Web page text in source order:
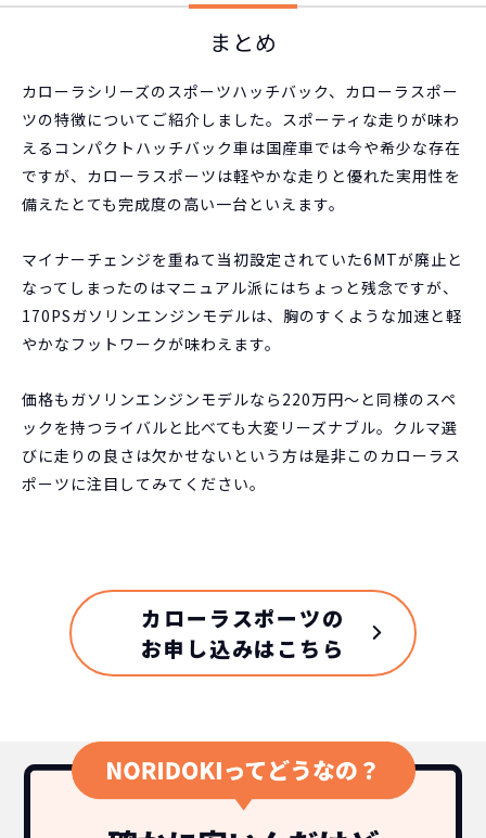
まとめ
カローラシリーズのスポーツハッチバック、カローラスポー
ツの特徴についてご紹介しました。スポーティな走りが味わ
えるコンパクトハッチバック車は国産車では今や希少な存在
ですが、カローラスポーツは軽やかな走りと優れた実用性を
備えたとても完成度の高い一台といえます。
マイナーチェンジを重ねて当初設定されていた6MTが廃止と
なってしまったのはマニュアル派にはちょっと残念ですが、
170PSガソリンエンジンモデルは、胸のすくような加速と軽
やかなフットワークが味わえます。
価格もガソリンエンジンモデルなら220万円～と同様のスペ
ックを持つライバルと比べても大変リーズナブル。クルマ選
びに走りの良さは欠かせないという方は是非このカローラス
ポーツに注目してみてください。
カローラスポーツの
お申し込みはこちら